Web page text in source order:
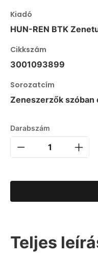
Kiadó
HUN-REN BTK
Cikkszám
3001093899
Sorozatcím
Zeneszerzők
Darabszám
Teljes